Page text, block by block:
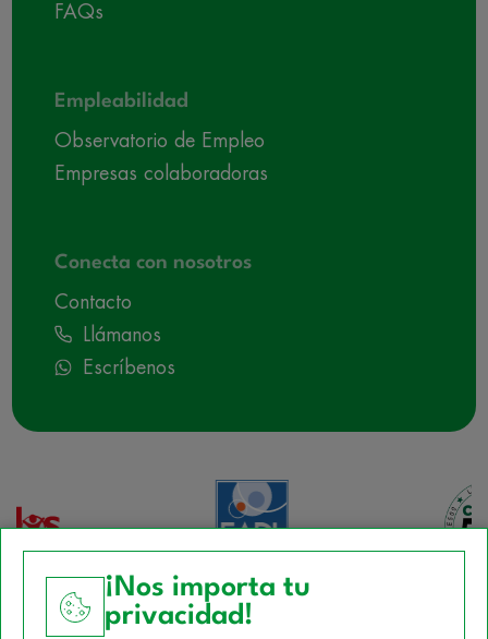
FAQs
Empleabilidad
Observatorio de Empleo
Empresas colaboradoras
Conecta con nosotros
Contacto
Llámanos
Escríbenos
¡Nos importa tu
privacidad!